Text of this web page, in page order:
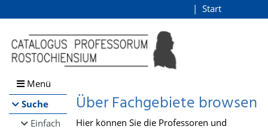
Browsen
direkt zum Inhalt
Start
Menü
Suche
Einfach
Über Fachgebiete browsen
Hier können Sie die Professoren und